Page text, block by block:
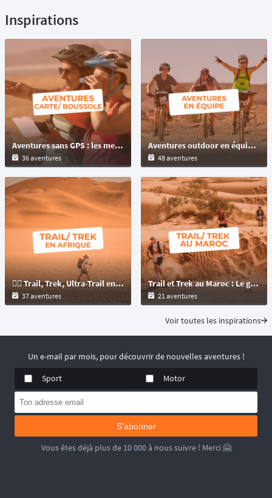
Inspirations
Aventures sans GPS : les meilleures épreuves à naviguer à la carte, au roadbook et à la boussole
36 aventures
Aventures outdoor en équipe : raids multisports et challenges pour tous les niveaux
48 aventures
🏃‍♂️ Trail, Trek, Ultra-Trail en Afrique : du désert à l'océan, trouvez l'aventure à votre mesure !
37 aventures
Trail et Trek au Maroc : Le guide ultime pour choisir votre aventure dans le désert Marocain et Atlas
21 aventures
Voir toutes les inspirations
Un e-mail par mois, pour découvrir de nouvelles aventures !
Sport
Motor
S'abonner
Vous êtes déjà plus de 10 000 à nous suivre ! Merci 🤗